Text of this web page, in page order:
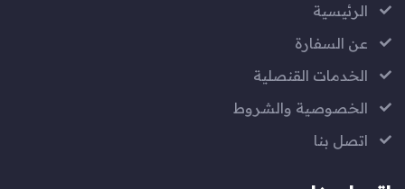
الرئيسية
عن السفارة
الخدمات القنصلية
الخصوصية والشروط
اتصل بنا